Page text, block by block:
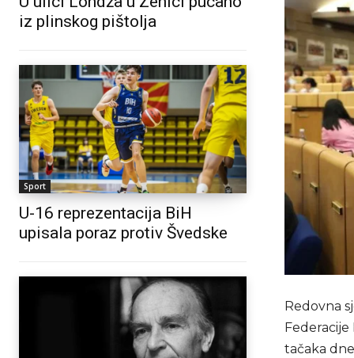
iz plinskog pištolja
Sport
U-16 reprezentacija BiH
upisala poraz protiv Švedske
Redovna
Federacije
tačaka